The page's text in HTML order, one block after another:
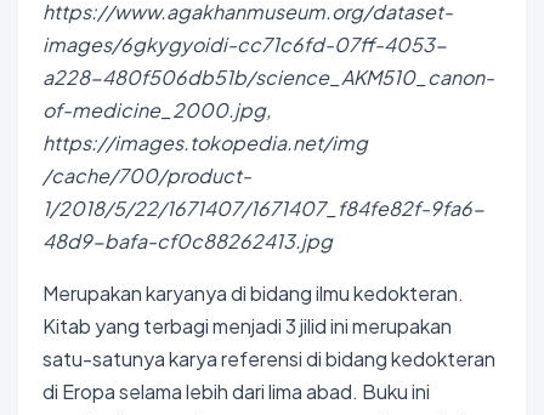
https://www.agakhanmuseum.org/dataset-
images/6gkygyoidi-cc71c6fd-07ff-4053-
a228-480f506db51b/science_AKM510_canon-
of-medicine_2000.jpg,
https://images.tokopedia.net/img
/cache/700/product-
1/2018/5/22/1671407/1671407_f84fe82f-9fa6-
48d9-bafa-cf0c88262413.jpg
Merupakan karyanya di bidang ilmu kedokteran.
Kitab yang terbagi menjadi 3 jilid ini merupakan
satu-satunya karya referensi di bidang kedokteran
di Eropa selama lebih dari lima abad. Buku ini